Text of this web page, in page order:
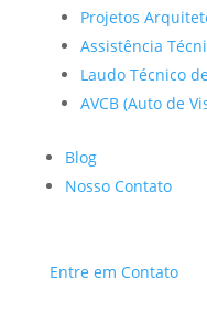
Projetos
Assistência
Laudo Técnico
AVCB (Auto de
Blog
Nosso Contato
Entre em Contato